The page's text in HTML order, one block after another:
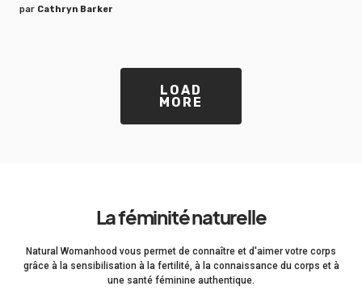
par Cathryn Barker
LOAD
MORE
La féminité naturelle
Natural Womanhood vous permet de connaître et d'aimer votre corps
grâce à la sensibilisation à la fertilité, à la connaissance du corps et à
une santé féminine authentique.